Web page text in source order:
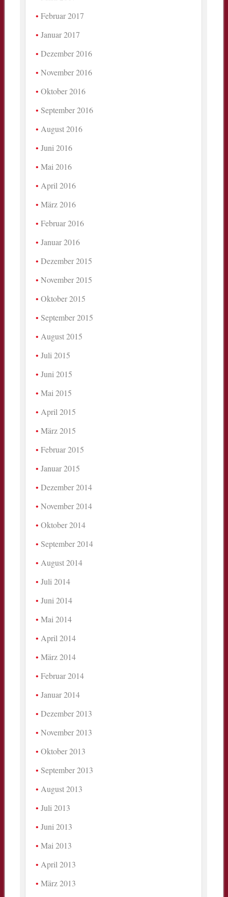
Februar 2017
Januar 2017
Dezember 2016
November 2016
Oktober 2016
September 2016
August 2016
Juni 2016
Mai 2016
April 2016
März 2016
Februar 2016
Januar 2016
Dezember 2015
November 2015
Oktober 2015
September 2015
August 2015
Juli 2015
Juni 2015
Mai 2015
April 2015
März 2015
Februar 2015
Januar 2015
Dezember 2014
November 2014
Oktober 2014
September 2014
August 2014
Juli 2014
Juni 2014
Mai 2014
April 2014
März 2014
Februar 2014
Januar 2014
Dezember 2013
November 2013
Oktober 2013
September 2013
August 2013
Juli 2013
Juni 2013
Mai 2013
April 2013
März 2013